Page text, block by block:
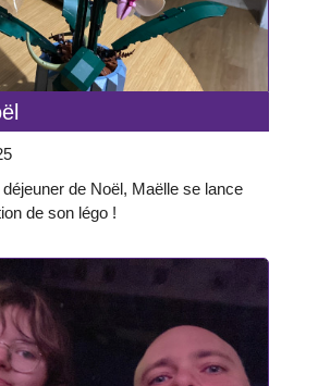
de Noël, Maëlle se lance
de son légo !